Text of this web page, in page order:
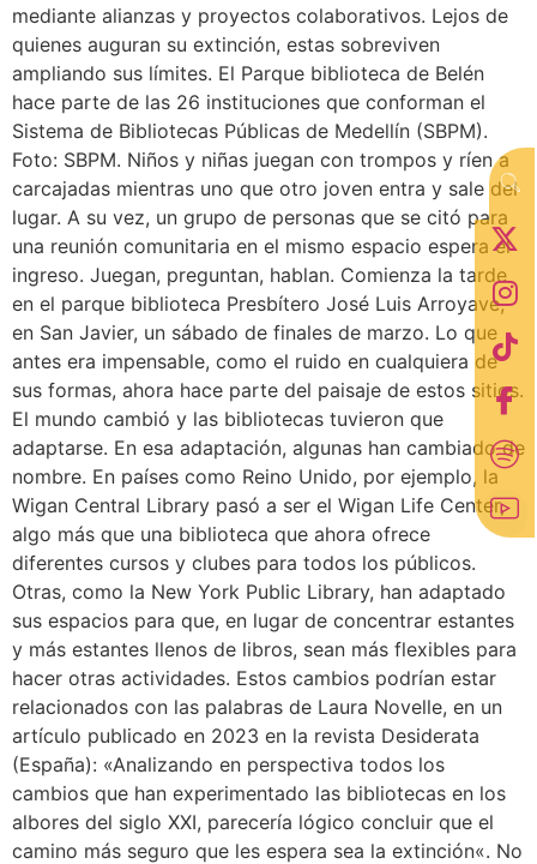
mediante alianzas y proyectos colaborativos. Lejos de
quienes auguran su extinción, estas sobreviven
ampliando sus límites. El Parque biblioteca de Belén
hace parte de las 26 instituciones que conforman el
Sistema de Bibliotecas Públicas de Medellín (SBPM).
Foto: SBPM. Niños y niñas juegan con trompos y ríen a
carcajadas mientras uno que otro joven entra y sale del
lugar. A su vez, un grupo de personas que se citó para
una reunión comunitaria en el mismo espacio espera el
ingreso. Juegan, preguntan, hablan. Comienza la tarde
en el parque biblioteca Presbítero José Luis Arroyave,
en San Javier, un sábado de finales de marzo. Lo que
antes era impensable, como el ruido en cualquiera de
sus formas, ahora hace parte del paisaje de estos sitios.
El mundo cambió y las bibliotecas tuvieron que
adaptarse. En esa adaptación, algunas han cambiado de
nombre. En países como Reino Unido, por ejemplo, la
Wigan Central Library pasó a ser el Wigan Life Center,
algo más que una biblioteca que ahora ofrece
diferentes cursos y clubes para todos los públicos.
Otras, como la New York Public Library, han adaptado
sus espacios para que, en lugar de concentrar estantes
y más estantes llenos de libros, sean más flexibles para
hacer otras actividades. Estos cambios podrían estar
relacionados con las palabras de Laura Novelle, en un
artículo publicado en 2023 en la revista Desiderata
(España): «Analizando en perspectiva todos los
cambios que han experimentado las bibliotecas en los
albores del siglo XXI, parecería lógico concluir que el
camino más seguro que les espera sea la extinción«. No